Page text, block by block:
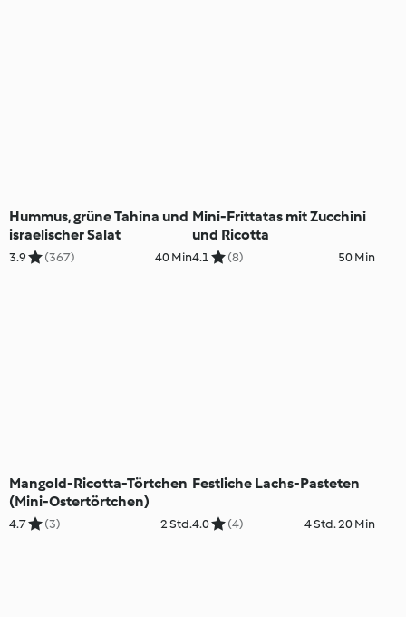
Hummus, grüne Tahina und
israelischer Salat
3.9 (367) 40 Min
Mini-Frittatas mit Zucchini
und Ricotta
4.1 (8) 50 Min
Mangold-Ricotta-Törtchen
(Mini-Ostertörtchen)
4.7 (3) 2 Std.
Festliche Lachs-Pasteten
4.0 (4) 4 Std. 20 Min